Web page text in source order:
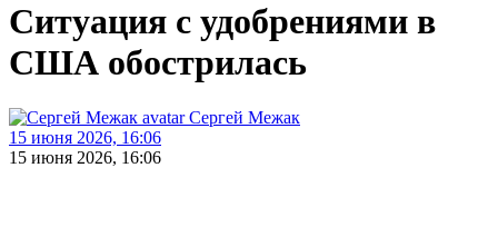
Ситуация с удобрениями в
США обострилась
Сергей Межак
15 июня 2026, 16:06
15 июня 2026, 16:06